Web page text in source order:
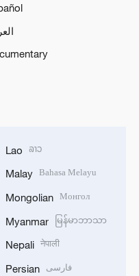
Lao ລາວ
Malay Bahasa Melayu
Mongolian Монгол
Myanmar မြန်မာဘာသာ
Nepali नेपाली
Persian فارسی